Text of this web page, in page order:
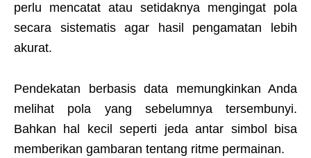
perlu mencatat atau setidaknya mengingat pola
secara sistematis agar hasil pengamatan lebih
akurat.
Pendekatan berbasis data memungkinkan Anda
melihat pola yang sebelumnya tersembunyi.
Bahkan hal kecil seperti jeda antar simbol bisa
memberikan gambaran tentang ritme permainan.